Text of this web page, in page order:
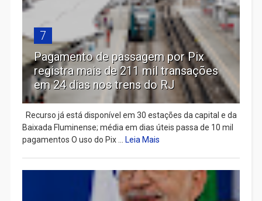
7
Pagamento de passagem por Pix
registra mais de 211 mil transações
em 24 dias nos trens do RJ
Recurso já está disponível em 30 estações da capital e da
Baixada Fluminense; média em dias úteis passa de 10 mil
pagamentos O uso do Pix ...
Leia Mais